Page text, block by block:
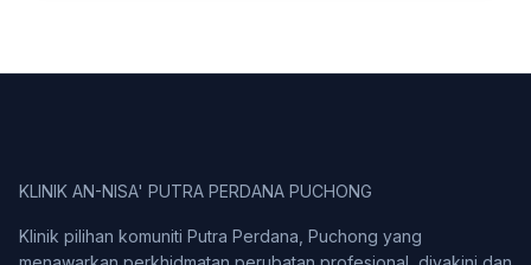
KLINIK AN-NISA' PUTRA PERDANA PUCHONG
Klinik pilihan komuniti Putra Perdana, Puchong yang